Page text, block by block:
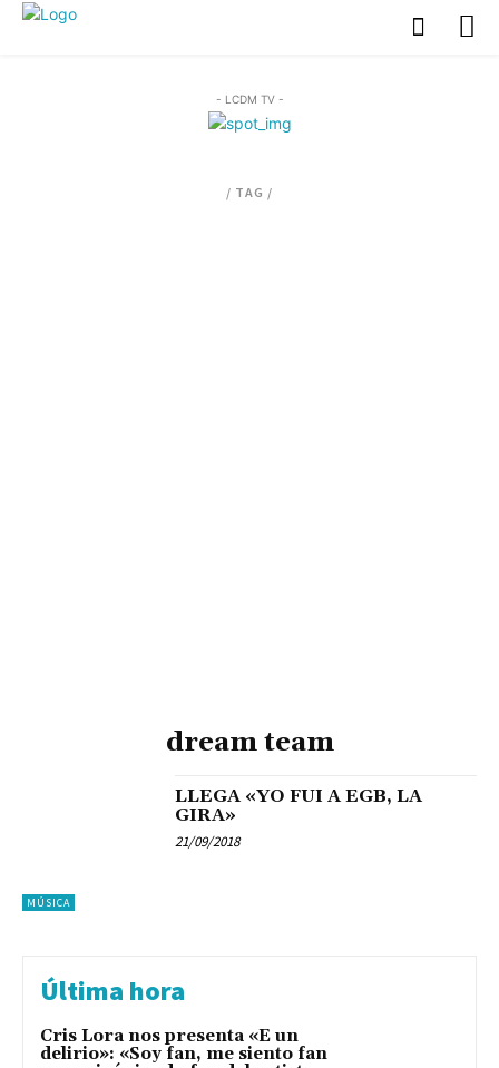
- LCDM TV -
/ TAG /
dream team
MÚSICA
LLEGA «YO FUI A EGB, LA
GIRA»
21/09/2018
Última hora
Cris Lora nos presenta «E un
delirio»: «Soy fan, me siento fan